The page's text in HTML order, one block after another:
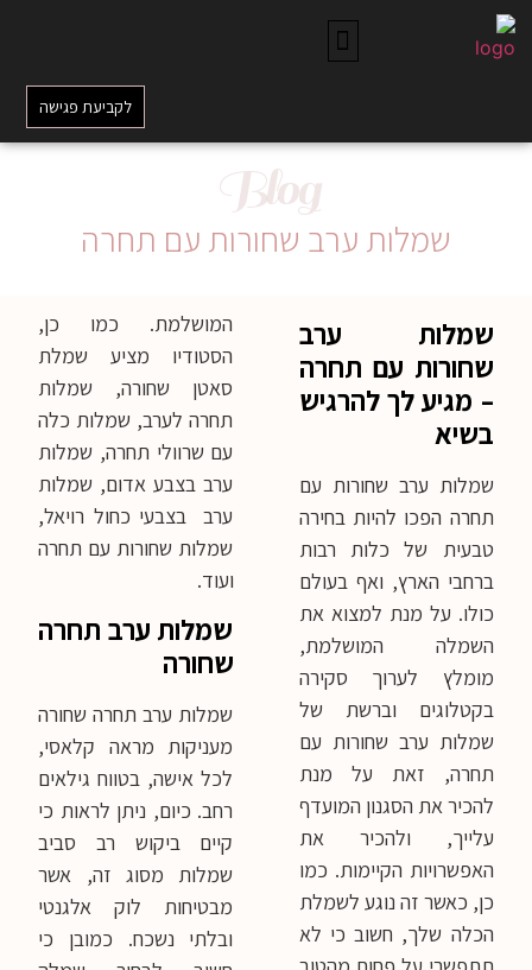
לקביעת פגישה
Blog
שמלות ערב שחורות עם תחרה
שמלות ערב
שחורות עם תחרה
– מגיע לך להרגיש
בשיא
שמלות ערב שחורות עם
תחרה הפכו להיות בחירה
טבעית של כלות רבות
ברחבי הארץ, ואף בעולם
כולו. על מנת למצוא את
השמלה המושלמת,
מומלץ לערוך סקירה
בקטלוגים וברשת של
שמלות ערב שחורות עם
תחרה, זאת על מנת
להכיר את הסגנון המועדף
עלייך, ולהכיר את
האפשרויות הקיימות. כמו
כן, כאשר זה נוגע לשמלת
הכלה שלך, חשוב כי לא
המושלמת. כמו כן,
הסטודיו מציע שמלת
סאטן שחורה, שמלות
תחרה לערב, שמלות כלה
עם שרוולי תחרה, שמלות
ערב בצבע אדום, שמלות
ערב בצבעי כחול רויאל,
שמלות שחורות עם תחרה
ועוד.
שמלות ערב תחרה
שחורה
שמלות ערב תחרה שחורה
מעניקות מראה קלאסי,
לכל אישה, בטווח גילאים
רחב. כיום, ניתן לראות כי
קיים ביקוש רב סביב
שמלות מסוג זה, אשר
מבטיחות לוק אלגנטי
ובלתי נשכח. כמובן כי